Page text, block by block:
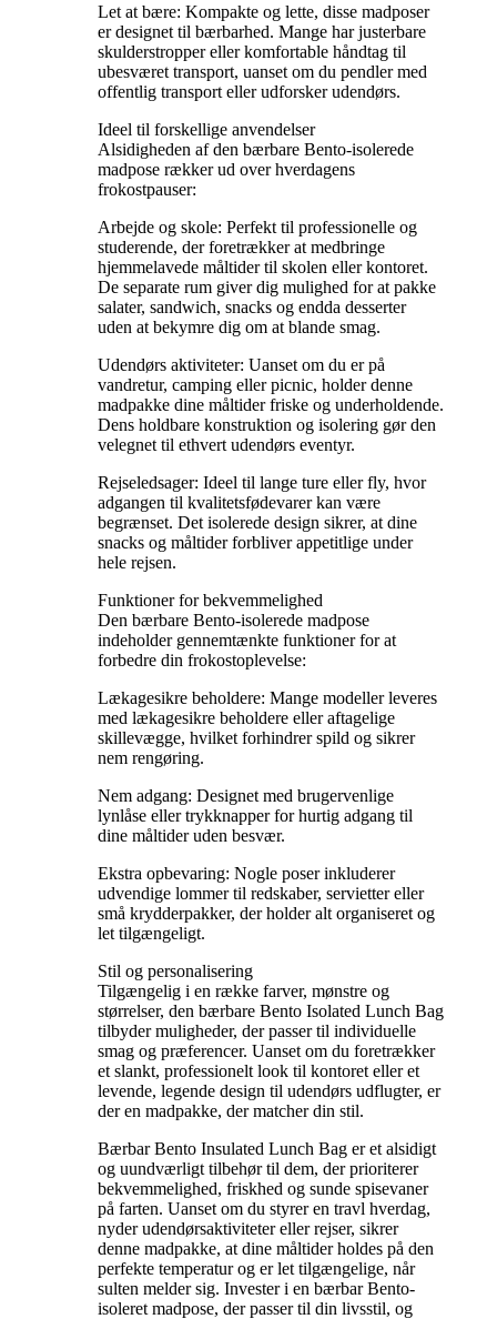
Let at bære: Kompakte og lette, disse madposer
er designet til bærbarhed. Mange har justerbare
skulderstropper eller komfortable håndtag til
ubesværet transport, uanset om du pendler med
offentlig transport eller udforsker udendørs.
Ideel til forskellige anvendelser
Alsidigheden af ​​den bærbare Bento-isolerede
madpose rækker ud over hverdagens
frokostpauser:
Arbejde og skole: Perfekt til professionelle og
studerende, der foretrækker at medbringe
hjemmelavede måltider til skolen eller kontoret.
De separate rum giver dig mulighed for at pakke
salater, sandwich, snacks og endda desserter
uden at bekymre dig om at blande smag.
Udendørs aktiviteter: Uanset om du er på
vandretur, camping eller picnic, holder denne
madpakke dine måltider friske og underholdende.
Dens holdbare konstruktion og isolering gør den
velegnet til ethvert udendørs eventyr.
Rejseledsager: Ideel til lange ture eller fly, hvor
adgangen til kvalitetsfødevarer kan være
begrænset. Det isolerede design sikrer, at dine
snacks og måltider forbliver appetitlige under
hele rejsen.
Funktioner for bekvemmelighed
Den bærbare Bento-isolerede madpose
indeholder gennemtænkte funktioner for at
forbedre din frokostoplevelse:
Lækagesikre beholdere: Mange modeller leveres
med lækagesikre beholdere eller aftagelige
skillevægge, hvilket forhindrer spild og sikrer
nem rengøring.
Nem adgang: Designet med brugervenlige
lynlåse eller trykknapper for hurtig adgang til
dine måltider uden besvær.
Ekstra opbevaring: Nogle poser inkluderer
udvendige lommer til redskaber, servietter eller
små krydderpakker, der holder alt organiseret og
let tilgængeligt.
Stil og personalisering
Tilgængelig i en række farver, mønstre og
størrelser, den bærbare Bento Isolated Lunch Bag
tilbyder muligheder, der passer til individuelle
smag og præferencer. Uanset om du foretrækker
et slankt, professionelt look til kontoret eller et
levende, legende design til udendørs udflugter, er
der en madpakke, der matcher din stil.
Bærbar Bento Insulated Lunch Bag er et alsidigt
og uundværligt tilbehør til dem, der prioriterer
bekvemmelighed, friskhed og sunde spisevaner
på farten. Uanset om du styrer en travl hverdag,
nyder udendørsaktiviteter eller rejser, sikrer
denne madpakke, at dine måltider holdes på den
perfekte temperatur og er let tilgængelige, når
sulten melder sig. Invester i en bærbar Bento-
isoleret madpose, der passer til din livsstil, og